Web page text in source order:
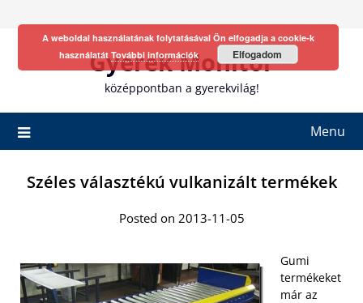
Gyerek Monitor
középpontban a gyerekvilág!
Menu
Széles választékú vulkanizált termékek
Posted on 2013-11-05
Gumi
termékeket
már az
A weboldal használatának folytatásával Ön elfogadja a cookie-k
használatát További információk Elfogadom